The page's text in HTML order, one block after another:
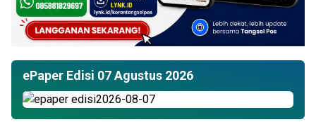
ePaper Edisi 07 Agustus 2026